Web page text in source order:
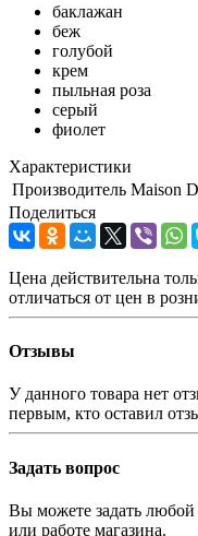
баклажан
беж
голубой
крем
пыльная роза
серый
фиолет
Характеристики
Производитель Maison
Поделиться
Цена действительна
отличаться от цен в
Отзывы
У данного товара нет
первым, кто оставил
Задать вопрос
Вы можете задать
или работе магазина.